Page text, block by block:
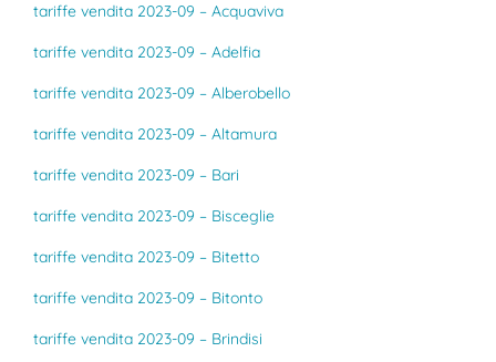
tariffe vendita 2023-09 – Acquaviva
tariffe vendita 2023-09 – Adelfia
tariffe vendita 2023-09 – Alberobello
tariffe vendita 2023-09 – Altamura
tariffe vendita 2023-09 – Bari
tariffe vendita 2023-09 – Bisceglie
tariffe vendita 2023-09 – Bitetto
tariffe vendita 2023-09 – Bitonto
tariffe vendita 2023-09 – Brindisi